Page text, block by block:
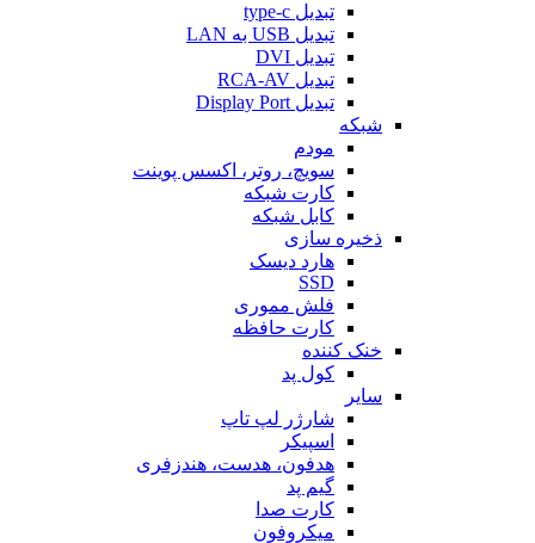
تبدیل type-c
تبدیل USB به LAN
تبدیل DVI
تبدیل RCA-AV
تبدیل Display Port
شبکه
مودم
سویچ، روتر، اکسس پوینت
کارت شبکه
کابل شبکه
ذخیره سازی
هارد دیسک
SSD
فلش مموری
کارت حافظه
خنک کننده
کول پد
سایر
شارژر لپ تاپ
اسپیکر
هدفون، هدست، هندزفری
گیم پد
کارت صدا
میکروفون